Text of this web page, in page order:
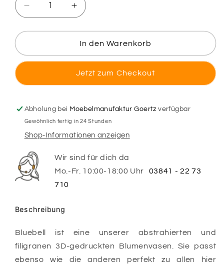
Verringere
die
Menge
3D-
Druck
Blumenvase
Bluebell
Erhöhe
die
Menge
für
3D-
Druck
Steckmotiv
Blumenvase
Bluebell
In den Warenkorb
Jetzt zum Checkout
Abholung bei Moebelmanufaktur Goertz verfügbar
Gewöhnlich fertig in 24 Stunden
Shop-Informationen anzeigen
Wir sind für dich da
Mo.-Fr. 10:00-18:00 Uhr
03841 - 22 73
710
Beschreibung
Bluebell ist eine unserer abstrahierten und
filigranen 3D-gedruckten Blumenvasen. Sie passt
ebenso wie die anderen perfekt zu allen hier